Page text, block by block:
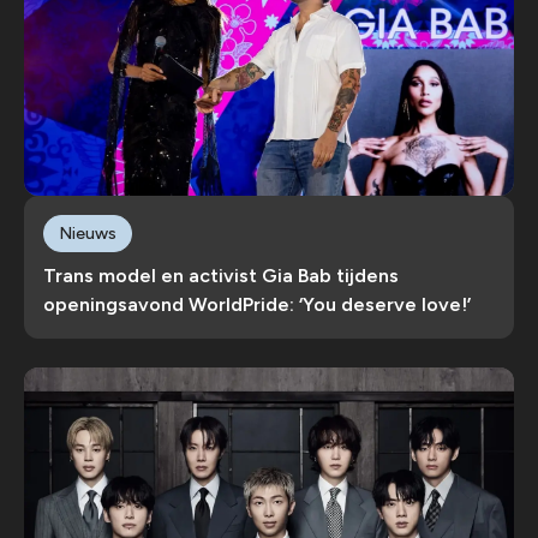
Trans model en activist Gia Bab tijdens
openingsavond WorldPride: ‘You deserve love!’
Nieuws